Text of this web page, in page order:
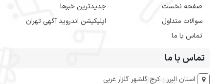
صفحه نخست
سوالات متداول
تماس با ما
جدیدترین خبرها
اپلیکیشن اندروید آگهی تهران
تماس با ما
استان البرز - کرج گلشهر گلزار غربی